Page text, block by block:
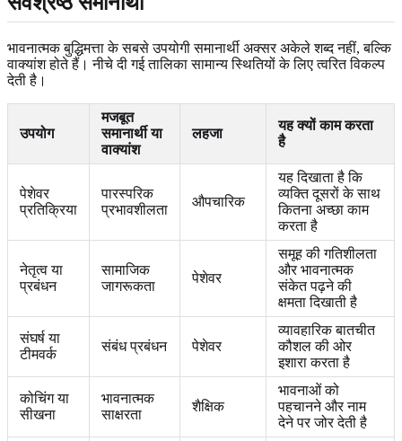
भावनात्मक बुद्धिमत्ता के सबसे उपयोगी समानार्थी अक्सर अकेले शब्द नहीं, बल्कि
वाक्यांश होते हैं। नीचे दी गई तालिका सामान्य स्थितियों के लिए त्वरित विकल्प
देती है।
उपयोग
मजबूत
समानार्थी या
वाक्यांश
लहजा
यह क्यों काम करता
है
पेशेवर
प्रतिक्रिया
पारस्परिक
प्रभावशीलता
औपचारिक
यह दिखाता है कि
व्यक्ति दूसरों के साथ
कितना अच्छा काम
करता है
नेतृत्व या
प्रबंधन
सामाजिक
जागरूकता
पेशेवर
समूह की गतिशीलता
और भावनात्मक
संकेत पढ़ने की
क्षमता दिखाती है
संघर्ष या
टीमवर्क
संबंध प्रबंधन पेशेवर
व्यावहारिक बातचीत
कौशल की ओर
इशारा करता है
कोचिंग या
सीखना
भावनात्मक
साक्षरता
शैक्षिक
भावनाओं को
पहचानने और नाम
देने पर जोर देती है